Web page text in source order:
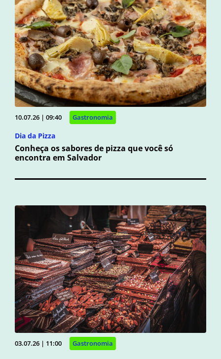
10.07.26 | 09:40 Gastronomia
Dia da Pizza
Conheça os sabores de pizza que você só
encontra em Salvador
03.07.26 | 11:00 Gastronomia